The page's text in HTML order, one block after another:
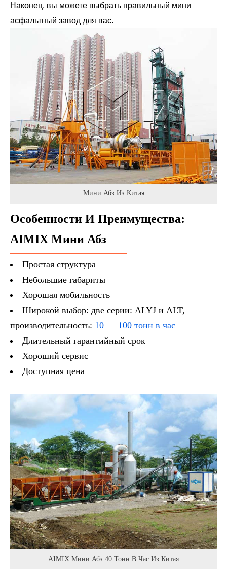
Наконец, вы можете выбрать правильный мини
асфальтный завод для вас.
Мини Абз Из Китая
Особенности И Преимущества:
AIMIX Мини Абз
Простая структура
Небольшие габариты
Хорошая мобильность
Широкой выбор: две серии: ALYJ и ALT,
производительность: 10 — 100 тонн в час
Длительный гарантийный срок
Хороший сервис
Доступная цена
AIMIX Мини Абз 40 Тонн В Час Из Китая